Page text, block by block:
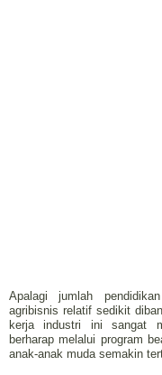
Apalagi jumlah
agribisnis relatif sedikit
kerja industri ini sangat
berharap melalui program
anak-anak muda semakin